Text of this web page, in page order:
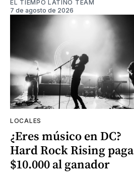
EL TIEMPO LATINO TEAM
7 de agosto de 2026
LOCALES
¿Eres músico en DC?
Hard Rock Rising paga
$10.000 al ganador